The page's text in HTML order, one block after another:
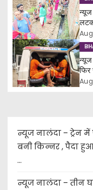
t
i
o
n
न्यूज
न्यूज
फिर
न्यूज नालंदा – ट्रेन में
बनी किन्नर , पैदा
…
न्यूज नालंदा – तीन